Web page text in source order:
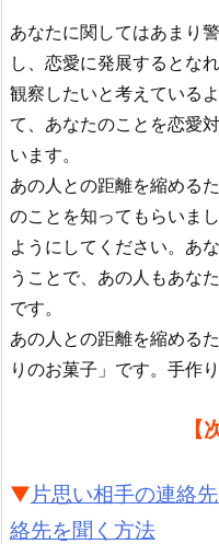
あなたに関してはあまり
し、恋愛に発展するとな
観察したいと考えている
て、あなたのことを恋愛
います。
あの人との距離を縮める
のことを知ってもらいま
ようにしてください。あ
うことで、あの人もあな
です。
あの人との距離を縮める
りのお菓子」です。手作
【
▼片思い相手の連絡
絡先を聞く方法